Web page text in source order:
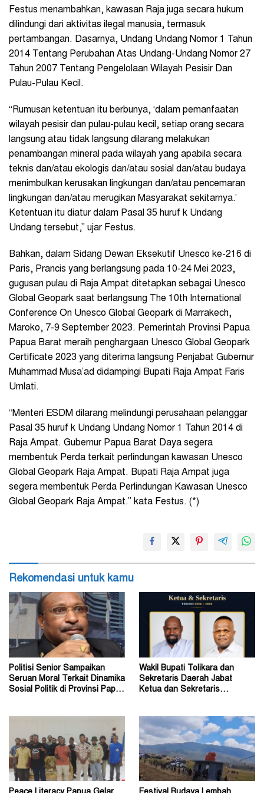
Festus menambahkan, kawasan Raja juga secara hukum
dilindungi dari aktivitas ilegal manusia, termasuk
pertambangan. Dasarnya, Undang Undang Nomor 1 Tahun
2014 Tentang Perubahan Atas Undang-Undang Nomor 27
Tahun 2007 Tentang Pengelolaan Wilayah Pesisir Dan
Pulau-Pulau Kecil.
“Rumusan ketentuan itu berbunya, ‘dalam pemanfaatan
wilayah pesisir dan pulau-pulau kecil, setiap orang secara
langsung atau tidak langsung dilarang melakukan
penambangan mineral pada wilayah yang apabila secara
teknis dan/atau ekologis dan/atau sosial dan/atau budaya
menimbulkan kerusakan lingkungan dan/atau pencemaran
lingkungan dan/atau merugikan Masyarakat sekitarnya.’
Ketentuan itu diatur dalam Pasal 35 huruf k Undang
Undang tersebut,” ujar Festus.
Bahkan, dalam Sidang Dewan Eksekutif Unesco ke-216 di
Paris, Prancis yang berlangsung pada 10-24 Mei 2023,
gugusan pulau di Raja Ampat ditetapkan sebagai Unesco
Global Geopark saat berlangsung The 10th International
Conference On Unesco Global Geopark di Marrakech,
Maroko, 7-9 September 2023. Pemerintah Provinsi Papua
Papua Barat meraih penghargaan Unesco Global Geopark
Certificate 2023 yang diterima langsung Penjabat Gubernur
Muhammad Musa’ad didampingi Bupati Raja Ampat Faris
Umlati.
“Menteri ESDM dilarang melindungi perusahaan pelanggar
Pasal 35 huruf k Undang Undang Nomor 1 Tahun 2014 di
Raja Ampat. Gubernur Papua Barat Daya segera
membentuk Perda terkait perlindungan kawasan Unesco
Global Geopark Raja Ampat. Bupati Raja Ampat juga
segera membentuk Perda Perlindungan Kawasan Unesco
Global Geopark Raja Ampat.” kata Festus. (*)
Rekomendasi untuk kamu
Politisi Senior Sampaikan
Seruan Moral Terkait Dinamika
Sosial Politik di Provinsi Papua
Wakil Bupati Tolikara dan
Sekretaris Daerah Jabat
Ketua dan Sekretaris